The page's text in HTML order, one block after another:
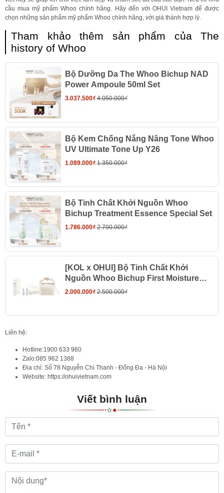
cầu mua mỹ phẩm Whoo chính hãng. Hãy đến với OHUI Vietnam để được
chọn những sản phẩm mỹ phẩm Whoo chính hãng, với giá thành hợp lý.
Tham khảo thêm sản phẩm của The
history of Whoo
Bộ Dưỡng Da The Whoo Bichup NAD
Power Ampoule 50ml Set
3.037.500₫ 4.050.000₫
Bộ Kem Chống Nắng Nâng Tone Whoo
UV Ultimate Tone Up Y26
1.089.000₫ 1.350.000₫
Bộ Tinh Chất Khởi Nguồn Whoo
Bichup Treatment Essence Special Set
1.786.000₫ 2.700.000₫
[KOL x OHUI] Bộ Tinh Chất Khởi
Nguồn Whoo Bichup First Moisture
Special Set
2.000.000₫ 2.500.000₫
Liên hệ:
Hotline:1900 633 960
Zalo:085 962 1388
Địa chỉ: Số 78 Nguyễn Chí Thanh - Đống Đa - Hà Nội
Website: https://ohuivietnam.com
Viết bình luận